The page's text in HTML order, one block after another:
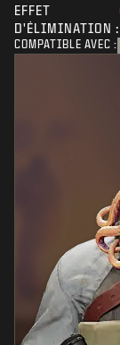
EFFET
D'ÉLIMINATION :
COMPATIBLE AVEC :